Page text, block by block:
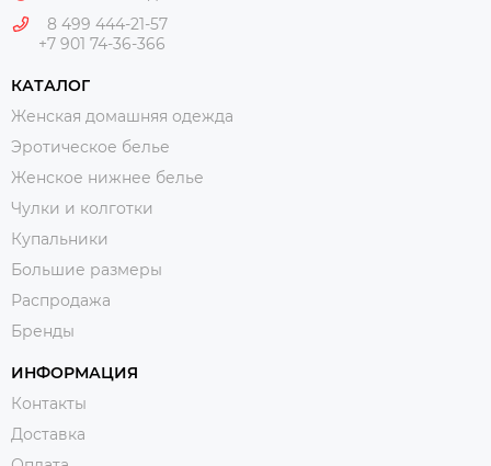
8 499 444-21-57
+7 901 74-36-366
КАТАЛОГ
Женская домашняя одежда
Эротическое белье
Женское нижнее белье
Чулки и колготки
Купальники
Большие размеры
Распродажа
Бренды
ИНФОРМАЦИЯ
Контакты
Доставка